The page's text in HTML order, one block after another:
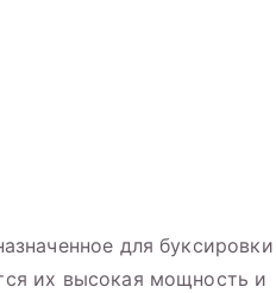
для буксировки
их высокая мощность и